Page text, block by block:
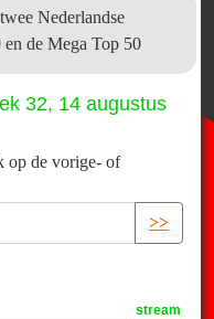
Nederlandse
de Mega Top 50
32, 14 augustus
op de vorige- of
>>
stream